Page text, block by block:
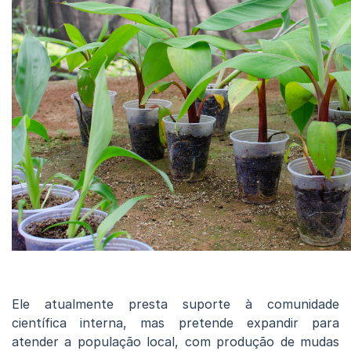
Ele atualmente presta suporte à comunidade
científica interna, mas pretende expandir para
atender a população local, com produção de mudas